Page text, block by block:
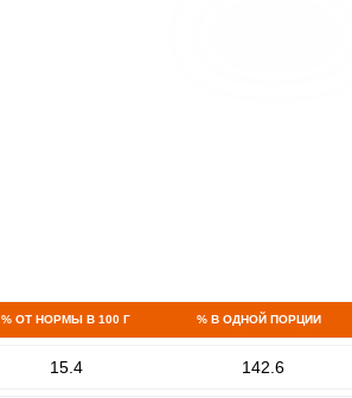
% ОТ НОРМЫ В 100 Г % В ОДНОЙ ПОРЦИИ
15.4 142.6